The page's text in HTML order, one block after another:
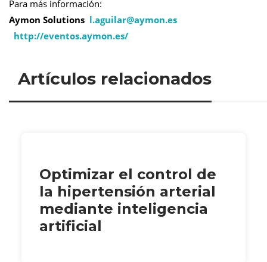
Para más información:
Aymon Solutions l.aguilar@aymon.es
http://eventos.aymon.es/
Artículos relacionados
Optimizar el control de
la hipertensión arterial
mediante inteligencia
artificial